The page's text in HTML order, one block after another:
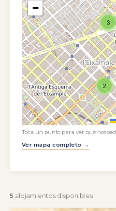
3
2
−
Toca un punto para ver qué
Ver mapa completo →
5 alojamientos disponibles